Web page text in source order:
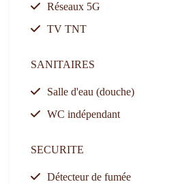
Réseaux 5G
TV TNT
SANITAIRES
Salle d'eau (douche)
WC indépendant
SECURITE
Détecteur de fumée